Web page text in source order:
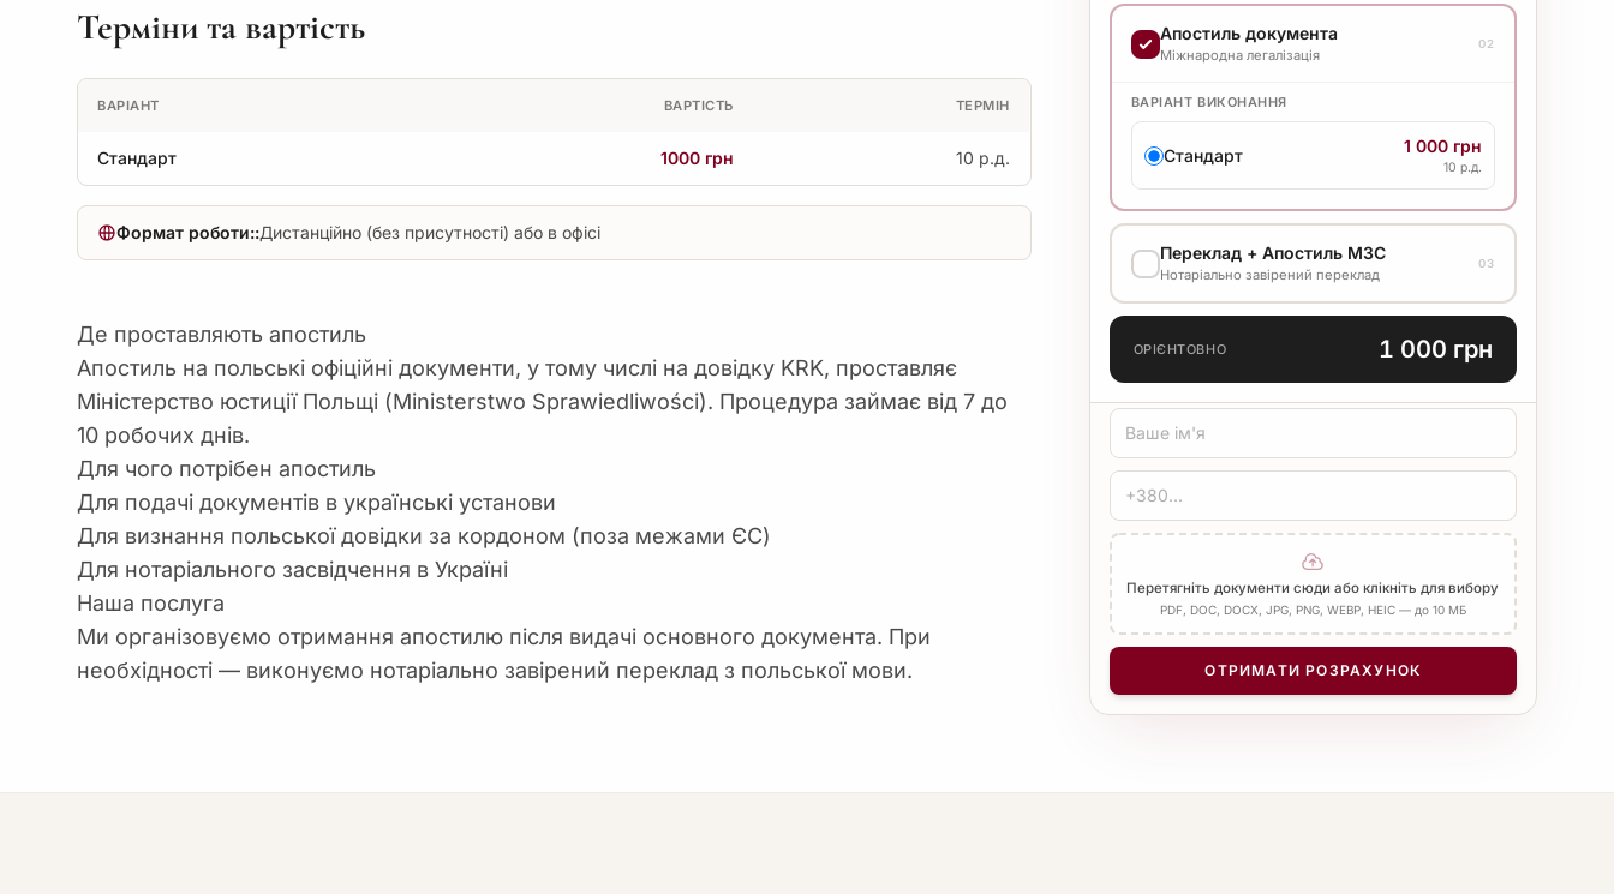
Терміни та вартість
ВАРІАНТ ВАРТІСТЬ ТЕРМІН
Стандарт 1000 грн 10 р.д.
Формат роботи::Дистанційно (без присутності) або в офісі
Де проставляють апостиль
Апостиль на польські офіційні документи, у тому числі на довідку KRK, проставляє
Міністерство юстиції Польщі (Ministerstwo Sprawiedliwości). Процедура займає від 7 до
10 робочих днів.
Для чого потрібен апостиль
Для подачі документів в українські установи
Для визнання польської довідки за кордоном (поза межами ЄС)
Для нотаріального засвідчення в Україні
Наша послуга
Ми організовуємо отримання апостилю після видачі основного документа. При
необхідності — виконуємо нотаріально завірений переклад з польської мови.
ВАРІАНТ ВИКОНАННЯ
Стандарт 3 000 грн
Апостиль документа
Міжнародна легалізація
02
ВАРІАНТ ВИКОНАННЯ
Стандарт 1 000 грн
10 р.д.
Переклад + Апостиль МЗС
Нотаріально завірений переклад
03
ТИП ПЕРЕКЛАДУ
ЗАСВІДЧЕННЯ
Печатка бюро Нотаріус
Додати Апостиль
КІЛЬКІСТЬ СТОРІНОК
+
ОРІЄНТОВНО 1 000 грн
Перетягніть документи сюди або клікніть для вибору
PDF, DOC, DOCX, JPG, PNG, WEBP, HEIC — до 10 МБ
ОТРИМАТИ РОЗРАХУНОК